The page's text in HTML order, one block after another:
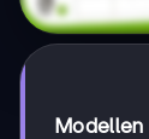
Modellen